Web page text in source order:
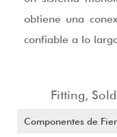
Fitting,
Componentes de
obtiene una
confiable a lo